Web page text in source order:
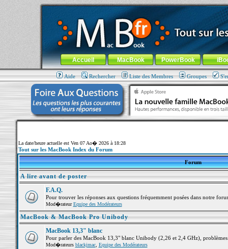
MacBook-fr.com : 100% Apple... 100% nomade !
Aller au contenu-Aller au menu général-Aller au menu de
Menu général
Accueil MacBook PowerBook
Aide Rechercher Liste des Membres Groupes
La date/heure actuelle est Ven 07 Ao� 2026 à 18:28
Tout sur les MacBook Index du Forum
Forum
A lire avant de poster
F.A.Q.
Pour trouver les réponses aux questions fréquemment posées dans notre
Mod�rateurEquipe des Modérateurs
MacBook & MacBook Pro Unibody
MacBook 13,3" blanc
Pour parler des MacBook 13,3" blanc Unibody (2,26 et 2,4 GHz),
Mod�rateurs blackjmac, Equipe des Modérateurs